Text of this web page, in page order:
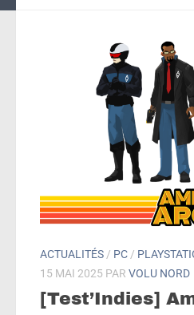
ACTUALITÉS / PC /
15 MAI 2025 PAR VOLU NORD
[Test’Indies]